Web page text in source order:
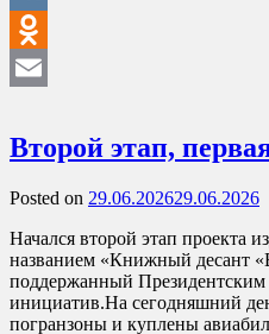
VK
Odnoklassniki
Второй этап,
Posted on 29.06.202629.06.2026
Начался второй этап проекта
названием «Книжный десант
поддержанный
инициатив.На сегодняшний
погранзоны и куплены